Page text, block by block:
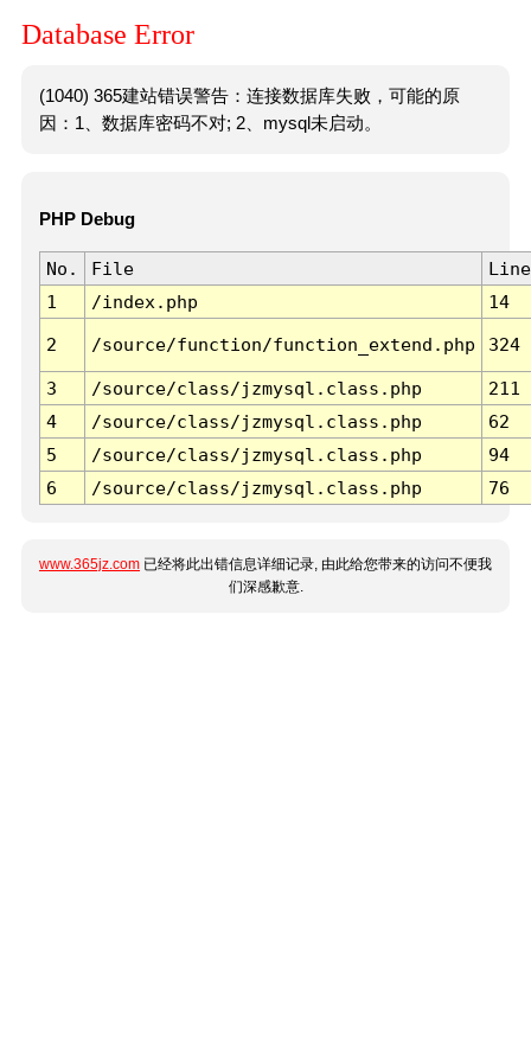
Database Error
(1040) 365建站错误警告：连接数据库失败，可能的原
因：1、数据库密码不对; 2、mysql未启动。
PHP Debug
No. File
Line
1
/index.php 14
2 /source/function/function_extend.php 324
3 /source/class/jzmysql.class.php
211
4
/source/class/jzmysql.class.php
62
5
/source/class/jzmysql.class.php
94
6
/source/class/jzmysql.class.php 76
www.365jz.com 已经将此出错信息详细记录, 由此给您带来的访问不便我
们深感歉意.